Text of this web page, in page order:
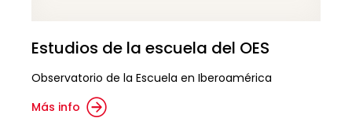
Estudios de la escuela del OES
Observatorio de la Escuela en Iberoamérica
Más info